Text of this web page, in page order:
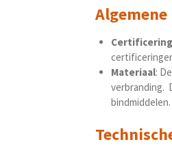
Materiaal:
verbranding.
bindmiddelen.